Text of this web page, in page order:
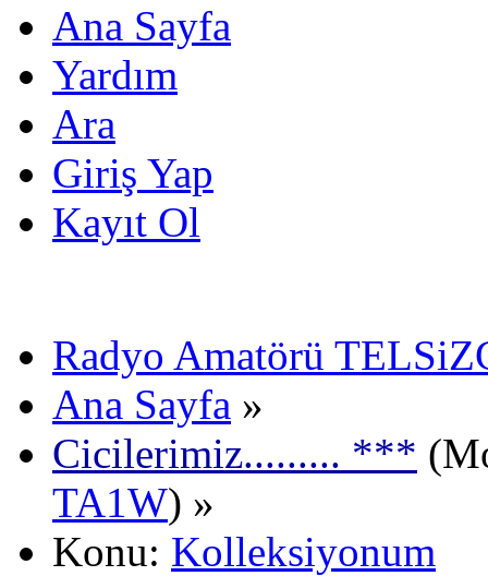
Ana Sayfa
Yardım
Ara
Giriş Yap
Kayıt Ol
Radyo Amatörü
Ana Sayfa »
Cicilerimiz......... ***
TA1W) »
Konu: Kolleksiyonum